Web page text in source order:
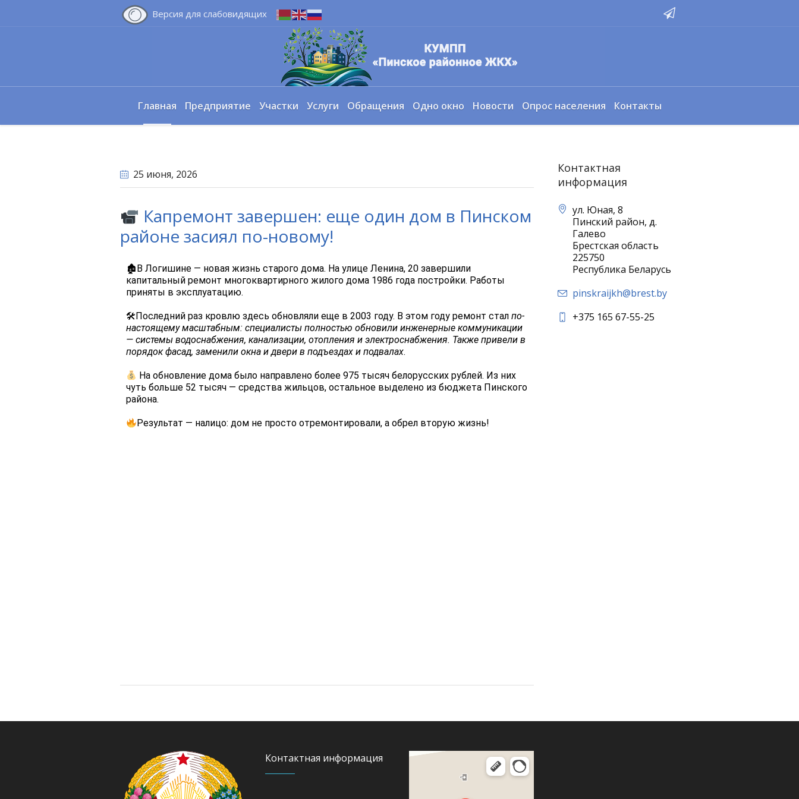
Версия для слабовидящих
Главная Предприятие Участки Услуги Обращения Одно окно Новости Опрос населения Контакты
25 июня, 2026
Капремонт завершен: еще один дом в Пинском
районе засиял по-новому!
🏚В Логишине — новая жизнь старого дома. На улице Ленина, 20 завершили
капитальный ремонт многоквартирного жилого дома 1986 года постройки. Работы
приняты в эксплуатацию.
🛠Последний раз кровлю здесь обновляли еще в 2003 году. В этом году ремонт стал по-
настоящему масштабным: специалисты полностью обновили инженерные коммуникации
— системы водоснабжения, канализации, отопления и электроснабжения. Также привели в
порядок фасад, заменили окна и двери в подъездах и подвалах.
На обновление дома было направлено более 975 тысяч белорусских рублей. Из них
чуть больше 52 тысяч — средства жильцов, остальное выделено из бюджета Пинского
района.
Результат — налицо: дом не просто отремонтировали, а обрел вторую жизнь!
Контактная
информация
ул. Юная, 8
Пинский район, д.
Галево
Брестская область
225750
Республика Беларусь
pinskraijkh@brest.by
+375 165 67-55-25
Контактная информация
Яндекс Карты
Юная улица, 8 — Яндекс Карты